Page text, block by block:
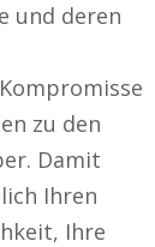
und deren
zu den
Damit
Ihren
Ihre